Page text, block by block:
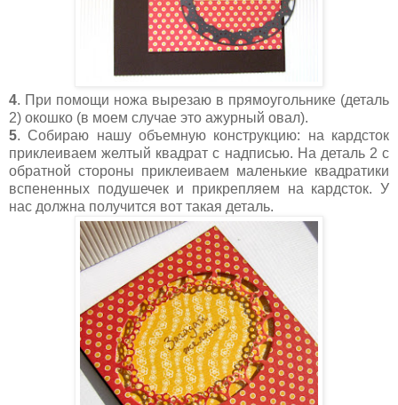
4. При помощи ножа вырезаю в прямоугольнике (деталь
2) окошко (в моем случае это ажурный овал).
5. Собираю нашу объемную конструкцию: на кардсток
приклеиваем желтый квадрат с надписью. На деталь 2 с
обратной стороны приклеиваем маленькие квадратики
вспененных подушечек и прикрепляем на кардсток. У
нас должна получится вот такая деталь.